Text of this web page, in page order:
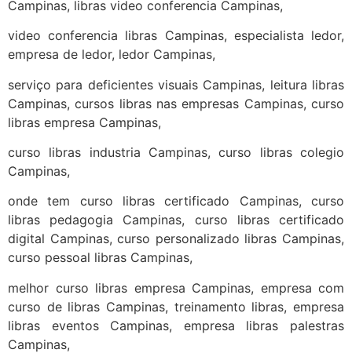
Campinas, libras video conferencia Campinas,
video conferencia libras Campinas, especialista ledor,
empresa de ledor, ledor Campinas,
serviço para deficientes visuais Campinas, leitura libras
Campinas, cursos libras nas empresas Campinas, curso
libras empresa Campinas,
curso libras industria Campinas, curso libras colegio
Campinas,
onde tem curso libras certificado Campinas, curso
libras pedagogia Campinas, curso libras certificado
digital Campinas, curso personalizado libras Campinas,
curso pessoal libras Campinas,
melhor curso libras empresa Campinas, empresa com
curso de libras Campinas, treinamento libras, empresa
libras eventos Campinas, empresa libras palestras
Campinas,